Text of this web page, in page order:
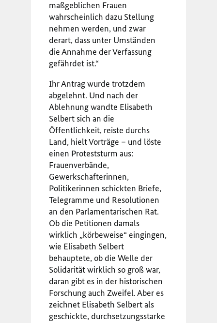
maßgeblichen Frauen
wahrscheinlich dazu Stellung
nehmen werden, und zwar
derart, dass unter Umständen
die Annahme der Verfassung
gefährdet ist.“
Ihr Antrag wurde trotzdem
abgelehnt. Und nach der
Ablehnung wandte Elisabeth
Selbert sich an die
Öffentlichkeit, reiste durchs
Land, hielt Vorträge – und löste
einen Proteststurm aus:
Frauenverbände,
Gewerkschafterinnen,
Politikerinnen schickten Briefe,
Telegramme und Resolutionen
an den Parlamentarischen Rat.
Ob die Petitionen damals
wirklich „körbeweise“ eingingen,
wie Elisabeth Selbert
behauptete, ob die Welle der
Solidarität wirklich so groß war,
daran gibt es in der historischen
Forschung auch Zweifel. Aber es
zeichnet Elisabeth Selbert als
geschickte, durchsetzungsstarke